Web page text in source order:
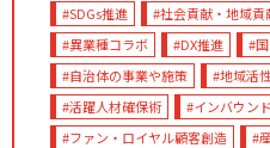
#SDGs推進 #社会貢献・地域貢
#異業種コラボ
#DX推進
#
#自治体の事業や施策
#地域活
#活躍人材確保術
#インバウン
#ファン・ロイヤル顧客創造
#